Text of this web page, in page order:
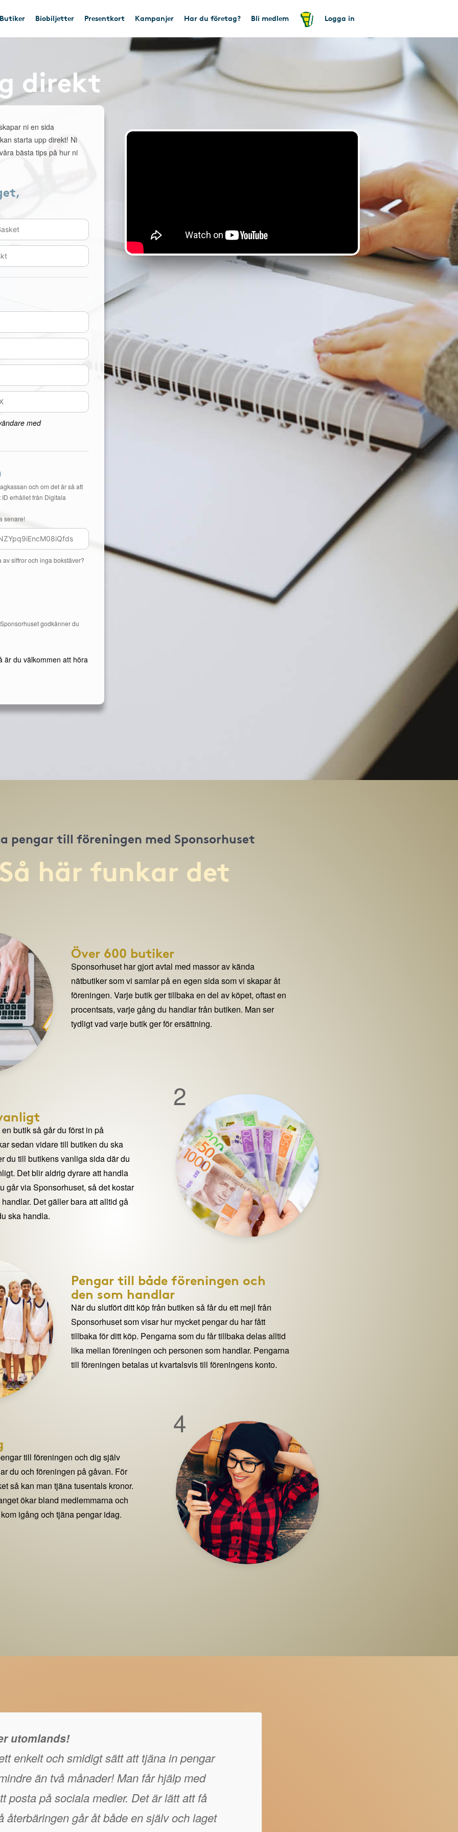
Butiker Biobiljetter Presentkort Kampanjer Har du företag? Bli medlem Logga in
direkt
ni en sida
starta upp direkt! Ni
bästa tips på hur ni
med
och om det är så att
erhållet från Digitala
senare!
siffror och inga bokstäver?
godkänner du
är du välkommen att höra
pengar till föreningen med Sponsorhuset
här funkar det
Över 600 butiker
Sponsorhuset har gjort avtal med massor av kända
nätbutiker som vi samlar på en egen sida som vi skapar åt
föreningen. Varje butik ger tillbaka en del av köpet, oftast en
procentsats, varje gång du handlar från butiken. Man ser
tydligt vad varje butik ger för ersättning.
2
butik så går du först in på
sedan vidare till butiken du ska
du till butikens vanliga sida där du
Det blir aldrig dyrare att handla
går via Sponsorhuset, så det kostar
Det gäller bara att alltid gå
ska handla.
Pengar till både föreningen och
den som handlar
När du slutfört ditt köp från butiken så får du ett mejl från
Sponsorhuset som visar hur mycket pengar du har fått
tillbaka för ditt köp. Pengarna som du får tillbaka delas alltid
lika mellan föreningen och personen som handlar. Pengarna
till föreningen betalas ut kvartalsvis till föreningens konto.
4
till föreningen och dig själv
du och föreningen på gåvan. För
så kan man tjäna tusentals kronor.
ökar bland medlemmarna och
igång och tjäna pengar idag.
utomlands!
enkelt och smidigt sätt att tjäna in pengar
än två månader! Man får hjälp med
posta på sociala medier. Det är lätt att få
återbäringen går åt både en själv och laget